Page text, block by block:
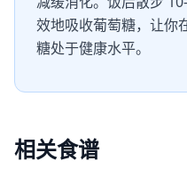
效地吸收葡萄糖，让你
糖处于健康水平。
相关食谱